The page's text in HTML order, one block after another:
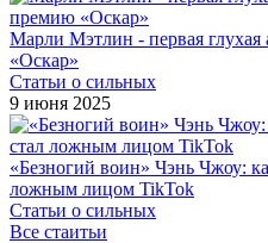
Марли Мэтлин - первая
«Оскар»
Статьи о сильных
9 июня 2025
«Безногий воин» Чэнь Чжоу:
ложным лицом TikTok
Статьи о сильных
Все стаитьи